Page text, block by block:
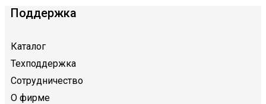
Поддержка
Каталог
Техподдержка
Сотрудничество
О фирме